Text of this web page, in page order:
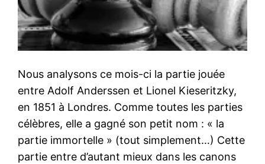
Nous analysons ce mois-ci la partie jouée
entre Adolf Anderssen et Lionel Kieseritzky,
en 1851 à Londres. Comme toutes les parties
célèbres, elle a gagné son petit nom : « la
partie immortelle » (tout simplement…) Cette
partie entre d’autant mieux dans les canons